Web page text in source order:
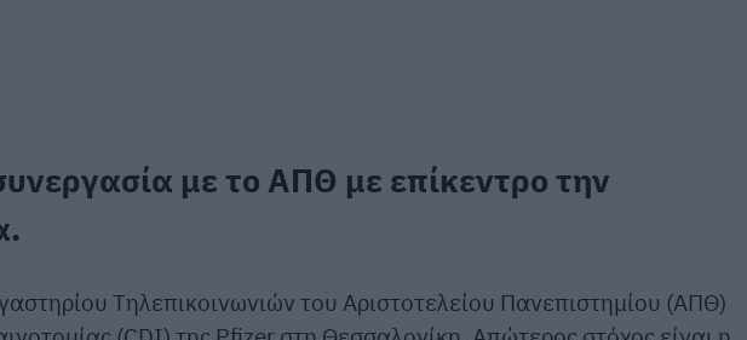
με το ΑΠΘ με επίκεντρο την
Τηλεπικοινωνιών του Αριστοτελείου Πανεπιστημίου (ΑΠΘ)